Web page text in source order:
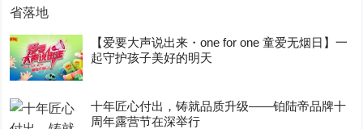
【爱要大声说出来・one for one 童爱无烟日】一
起守护孩子美好的明天
十年匠心付出，铸就品质升级——铂陆帝品牌十
周年露营节在深举行